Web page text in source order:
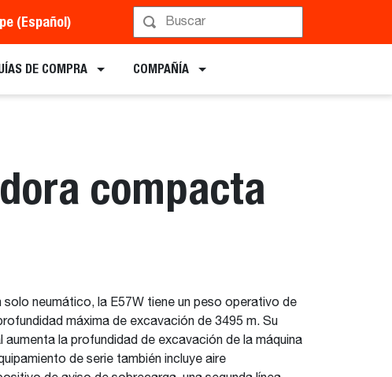
(Español)
DE COMPRA COMPAÑÍA
compacta
solo neumático, la E57W tiene un peso operativo de
máxima de excavación de 3495 m. Su
aumenta la profundidad de excavación de la máquina
de serie también incluye aire
Programar una demostración